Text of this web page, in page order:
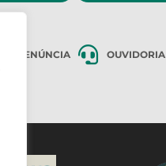
DENÚNCIA OUVIDORIA